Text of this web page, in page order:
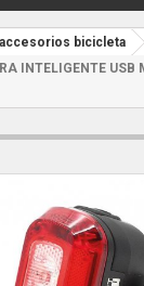
bicicleta
INTELIGENTE USB